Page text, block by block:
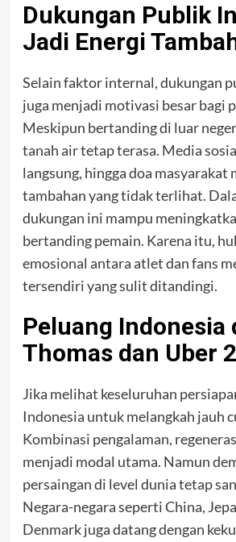
Dukungan Publik
Jadi Energi
Selain faktor internal, dukungan
juga menjadi motivasi besar bagi
Meskipun bertanding di luar
tanah air tetap terasa. Media
langsung, hingga doa masyarakat
tambahan yang tidak terlihat.
dukungan ini mampu
bertanding pemain. Karena itu,
emosional antara atlet dan fans
tersendiri yang sulit ditandingi.
Peluang Indonesia
Thomas dan Uber
Jika melihat keseluruhan
Indonesia untuk melangkah jauh
Kombinasi pengalaman,
menjadi modal utama. Namun
persaingan di level dunia tetap
Negara-negara seperti China,
Denmark juga datang dengan